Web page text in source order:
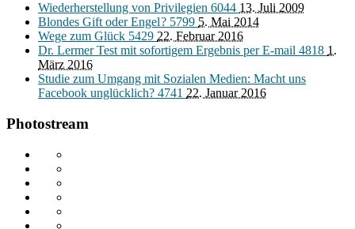
Wiederherstellung von Privilegien 6044 13. Juli 2009
Blondes Gift oder Engel ? 5799 5. Mai 2014
Wege zum Glück 5429 22. Februar 2016
Dr. Lermer Test mit sofortigem Ergebnis per E-mail 4818 1.
März 2016
Studie zum Umgang mit Sozialen Medien: Macht uns
Facebook unglücklich? 4741 22. Januar 2016
Photostream